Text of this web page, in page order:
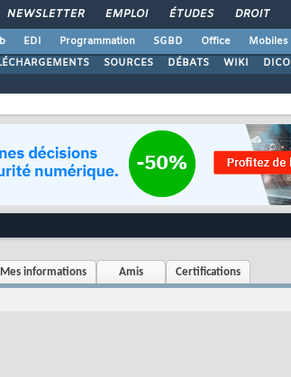
NEWSLETTER EMPLOI ÉTUDES DROIT
EDI Programmation SGBD Office Mobiles
SOURCES DÉBATS WIKI DICO
Mes informations Amis Certifications